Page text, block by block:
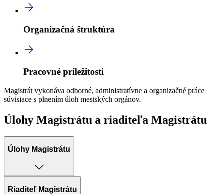
Organizačná štruktúra
Pracovné príležitosti
Magistrát vykonáva odborné, administratívne a organizačné práce
súvisiace s plnením úloh mestských orgánov.
Úlohy Magistrátu a riaditeľa Magistrátu
Úlohy Magistrátu
Riaditeľ Magistrátu